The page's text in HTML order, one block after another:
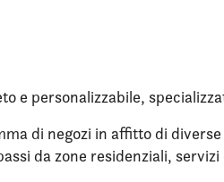
e personalizzabile,
di negozi in affitto di
da zone residenziali, servizi